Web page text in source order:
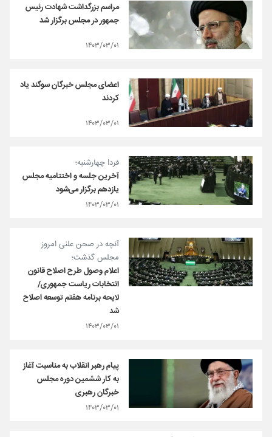
مراسم بزرگداشت شهادت رئیس
جمهور در مجلس برگزار شد
۱۴۰۳/۰۳/۰۱
اعضای مجلس خبرگان سوگند یاد
کردند
۱۴۰۳/۰۳/۰۱
فردا چهارشنبه؛
آخرین جلسه و اختتامیه مجلس
یازدهم برگزار می‌شود
۱۴۰۳/۰۳/۰۱
آنچه در صحن علنی امروز
مجلس گذشت؛
اعلام وصول طرح اصلاح قانون
انتخابات ریاست جمهوری/
لایحه برنامه هفتم توسعه اصلاح
شد
۱۴۰۳/۰۳/۰۱
پیام رهبر انقلاب به مناسبت آغاز
به کار ششمین دوره مجلس
خبرگان رهبری
۱۴۰۳/۰۳/۰۱